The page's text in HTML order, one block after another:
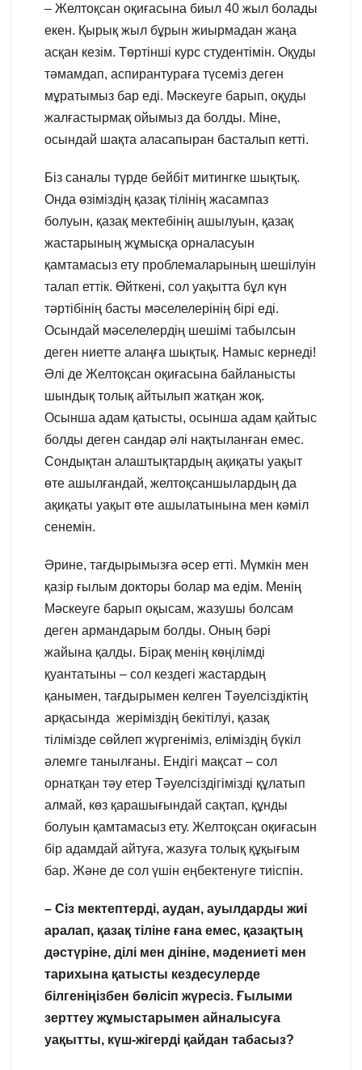
– Желтоқсан оқиғасына биыл 40 жыл болады
екен. Қырық жыл бұрын жиырмадан жаңа
асқан кезім. Төртінші курс студентімін. Оқуды
тәмамдап, аспирантураға түсеміз деген
мұратымыз бар еді. Мәскеуге барып, оқуды
жалғастырмақ ойымыз да болды. Міне,
осындай шақта аласапыран басталып кетті.
Біз саналы түрде бейбіт митингке шықтық.
Онда өзіміздің қазақ тілінің жасампаз
болуын, қазақ мектебінің ашылуын, қазақ
жастарының жұмысқа орналасуын
қамтамасыз ету проблемаларының шешілуін
талап еттік. Өйткені, сол уақытта бұл күн
тәртібінің басты мәселелерінің бірі еді.
Осындай мәселелердің шешімі табылсын
деген ниетте алаңға шықтық. Намыс кернеді!
Әлі де Желтоқсан оқиғасына байланысты
шындық толық айтылып жатқан жоқ.
Осынша адам қатысты, осынша адам қайтыс
болды деген сандар әлі нақтыланған емес.
Сондықтан алаштықтардың ақиқаты уақыт
өте ашылғандай, желтоқсаншылардың да
ақиқаты уақыт өте ашылатынына мен кәміл
сенемін.
Әрине, тағдырымызға әсер етті. Мүмкін мен
қазір ғылым докторы болар ма едім. Менің
Мәскеуге барып оқысам, жазушы болсам
деген армандарым болды. Оның бәрі
жайына қалды. Бірақ менің көңілімді
қуантатыны – сол кездегі жастардың
қанымен, тағдырымен келген Тәуелсіздіктің
арқасында жеріміздің бекітілуі, қазақ
тілімізде сөйлеп жүргеніміз, еліміздің бүкіл
әлемге танылғаны. Ендігі мақсат – сол
орнатқан тәу етер Тәуелсіздігімізді құлатып
алмай, көз қарашығындай сақтап, құнды
болуын қамтамасыз ету. Желтоқсан оқиғасын
бір адамдай айтуға, жазуға толық құқығым
бар. Және де сол үшін еңбектенуге тиіспін.
– Сіз мектептерді, аудан, ауылдарды жиі
аралап, қазақ тіліне ғана емес, қазақтың
дәстүріне, ділі мен дініне, мәдениеті мен
тарихына қатысты кездесулерде
білгеніңізбен бөлісіп жүресіз. Ғылыми
зерттеу жұмыстарымен айналысуға
уақытты, күш-жігерді қайдан табасыз?